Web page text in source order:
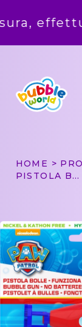
entro
HOME
PISTOLA BOLLE PICCOLA